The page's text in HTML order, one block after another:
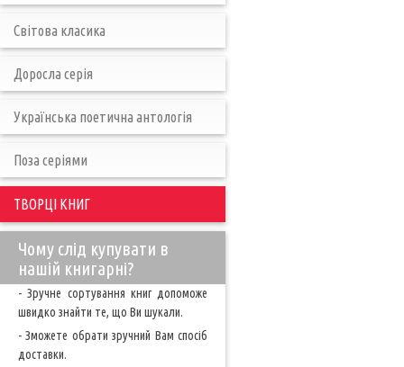
Світова класика
Доросла серія
Українська поетична антологія
Поза серіями
ТВОРЦІ КНИГ
Чому слід купувати в
нашій книгарні?
- Зручне сортування книг допоможе
швидко знайти те, що Ви шукали.
- Зможете обрати зручний Вам спосіб
доставки.